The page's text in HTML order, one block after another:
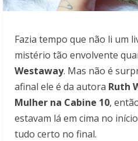
Fazia tempo que não li um
mistério tão envolvente
Westaway. Mas não é
afinal ele é da autora Ruth
Mulher na Cabine 10,
estavam lá em cima no
tudo certo no final.